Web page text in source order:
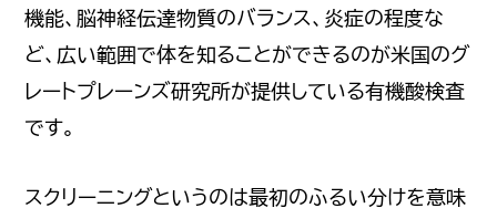
機能、脳神経伝達物質のバランス、炎症の程度な
ど、広い範囲で体を知ることができるのが米国のグ
レートプレーンズ研究所が提供している有機酸検査
です。
スクリーニングというのは最初のふるい分けを意味